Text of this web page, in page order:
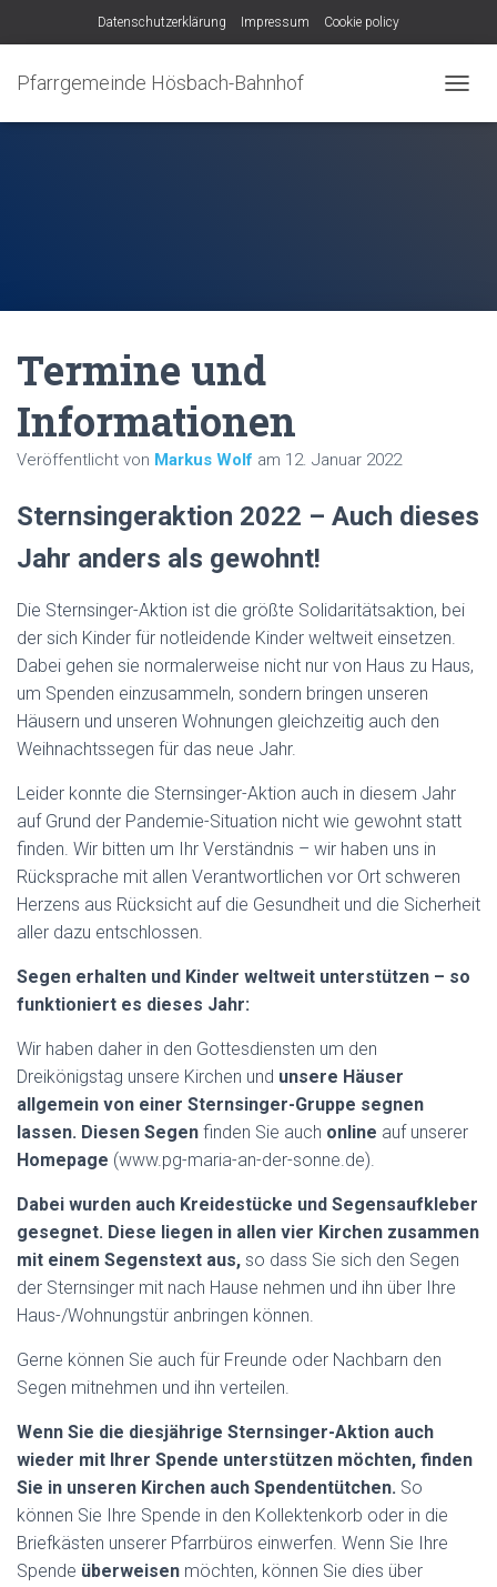
Datenschutzerklärung Impressum Cookie policy
Pfarrgemeinde Hösbach-Bahnhof
A
U
Termine und
Informationen
Veröffentlicht von Markus Wolf am 12. Januar 2022
Sternsingeraktion 2022 – Auch dieses
Jahr anders als gewohnt!
Die Sternsinger-Aktion ist die größte Solidaritätsaktion, bei
der sich Kinder für notleidende Kinder weltweit einsetzen.
Dabei gehen sie normalerweise nicht nur von Haus zu Haus,
um Spenden einzusammeln, sondern bringen unseren
Häusern und unseren Wohnungen gleichzeitig auch den
Weihnachtssegen für das neue Jahr.
Leider konnte die Sternsinger-Aktion auch in diesem Jahr
auf Grund der Pandemie-Situation nicht wie gewohnt statt
finden. Wir bitten um Ihr Verständnis – wir haben uns in
Rücksprache mit allen Verantwortlichen vor Ort schweren
Herzens aus Rücksicht auf die Gesundheit und die Sicherheit
aller dazu entschlossen.
Segen erhalten und Kinder weltweit unterstützen – so
funktioniert es dieses Jahr:
Wir haben daher in den Gottesdiensten um den
Dreikönigstag unsere Kirchen und unsere Häuser
allgemein von einer Sternsinger-Gruppe segnen
lassen. Diesen Segen finden Sie auch online auf unserer
Homepage (www.pg-maria-an-der-sonne.de).
Dabei wurden auch Kreidestücke und Segensaufkleber
gesegnet. Diese liegen in allen vier Kirchen zusammen
mit einem Segenstext aus, so dass Sie sich den Segen
der Sternsinger mit nach Hause nehmen und ihn über Ihre
Haus-/Wohnungstür anbringen können.
Gerne können Sie auch für Freunde oder Nachbarn den
Segen mitnehmen und ihn verteilen.
Wenn Sie die diesjährige Sternsinger-Aktion auch
wieder mit Ihrer Spende unterstützen möchten, finden
Sie in unseren Kirchen auch Spendentütchen. So
können Sie Ihre Spende in den Kollektenkorb oder in die
Briefkästen unserer Pfarrbüros einwerfen. Wenn Sie Ihre
Spende überweisen möchten, können Sie dies über